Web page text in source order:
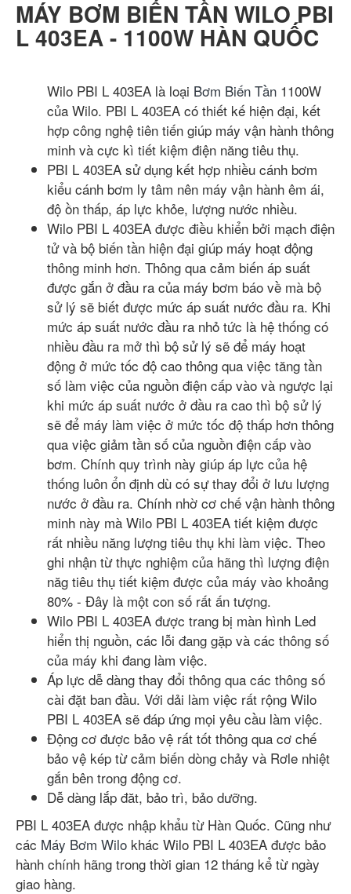
MÁY BƠM BIẾN TẦN WILO PBI
L 403EA - 1100W HÀN QUỐC
Wilo PBI L 403EA là loại Bơm Biến Tần 1100W
của Wilo. PBI L 403EA có thiết kế hiện đại, kết
hợp công nghệ tiên tiến giúp máy vận hành thông
minh và cực kì tiết kiệm điện năng tiêu thụ.
PBI L 403EA sử dụng kết hợp nhiều cánh bơm
kiểu cánh bơm ly tâm nên máy vận hành êm ái,
độ ồn thấp, áp lực khỏe, lượng nước nhiều.
Wilo PBI L 403EA được điều khiển bởi mạch điện
tử và bộ biến tần hiện đại giúp máy hoạt động
thông minh hơn. Thông qua cảm biến áp suất
được gắn ở đầu ra của máy bơm báo về mà bộ
sử lý sẽ biết được mức áp suất nước đầu ra. Khi
mức áp suất nước đầu ra nhỏ tức là hệ thống có
nhiều đầu ra mở thì bộ sử lý sẽ để máy hoạt
động ở mức tốc độ cao thông qua việc tăng tần
số làm việc của nguồn điện cấp vào và ngược lại
khi mức áp suất nước ở đầu ra cao thì bộ sử lý
sẽ để máy làm việc ở mức tốc độ thấp hơn thông
qua việc giảm tần số của nguồn điện cấp vào
bơm. Chính quy trình này giúp áp lực của hệ
thống luôn ổn định dù có sự thay đổi ở lưu lượng
nước ở đầu ra. Chính nhờ cơ chế vận hành thông
minh này mà Wilo PBI L 403EA tiết kiệm được
rất nhiều năng lượng tiêu thụ khi làm việc. Theo
ghi nhận từ thực nghiệm của hãng thì lượng điện
năg tiêu thụ tiết kiệm được của máy vào khoảng
80% - Đây là một con số rất ấn tượng.
Wilo PBI L 403EA được trang bị màn hình Led
hiển thị nguồn, các lỗi đang gặp và các thông số
của máy khi đang làm việc.
Áp lực dễ dàng thay đổi thông qua các thông số
cài đặt ban đầu. Với dải làm việc rất rộng Wilo
PBI L 403EA sẽ đáp ứng mọi yêu cầu làm việc.
Động cơ được bảo vệ rất tốt thông qua cơ chế
bảo vệ kép từ cảm biến dòng chảy và Rơle nhiệt
gắn bên trong động cơ.
Dễ dàng lắp đăt, bảo trì, bảo dưỡng.
PBI L 403EA được nhập khẩu từ Hàn Quốc. Cũng như
các Máy Bơm Wilo khác Wilo PBI L 403EA được bảo
hành chính hãng trong thời gian 12 tháng kể từ ngày
giao hàng.